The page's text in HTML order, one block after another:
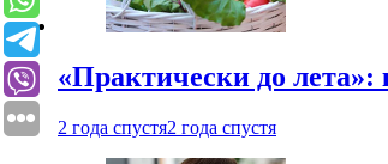
«Практически до
2 года спустя2 года спустя